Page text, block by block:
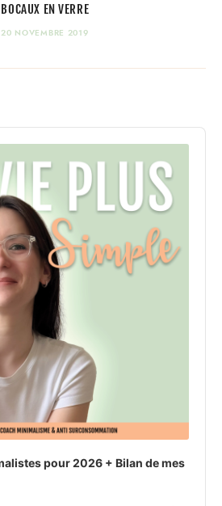
BOCAUX EN VERRE
20 NOVEMBRE 2019
pour 2026 + Bilan de mes